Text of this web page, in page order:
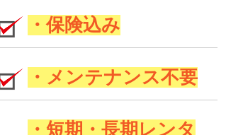
・保険込み
・メンテナンス不要
・短期・長期レンタ